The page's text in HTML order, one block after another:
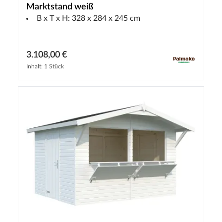
Marktstand weiß
B x T x H: 328 x 284 x 245 cm
3.108,00 €
Inhalt: 1 Stück